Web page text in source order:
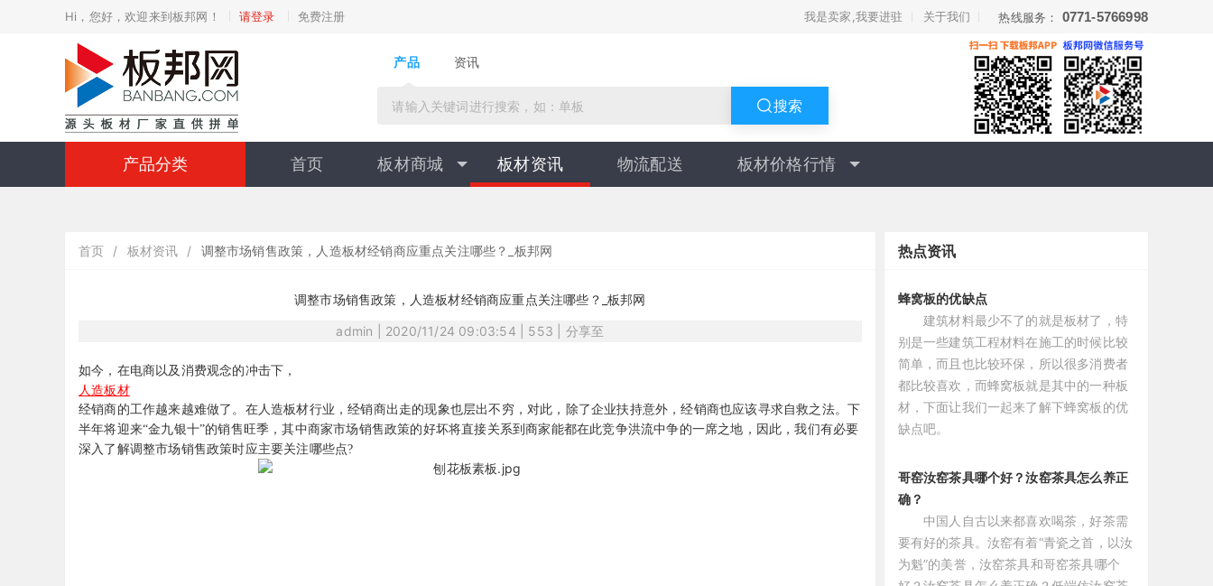
Hi，您好，欢迎来到板邦网！ 请登录 免费注册 我是卖家,我要进驻 关于我们 热线服务： 0771-5766998
产品 资讯
搜索
产品分类 首页 板材商城 板材资讯 物流配送 板材价格行情
首页 / 板材资讯 / 调整市场销售政策，人造板材经销商应重点关注哪些？_板邦网
调整市场销售政策，人造板材经销商应重点关注哪些？_板邦网
admin | 2020/11/24 09:03:54 | 553 | 分享至
如今，在电商以及消费观念的冲击下，
人造板材
经销商的工作越来越难做了。在人造板材行业，经销商出走的现象也层出不穷，对此，除了企业扶持意外，经销商也应该寻求自救之法。下
半年将迎来“金九银十”的销售旺季，其中商家市场销售政策的好坏将直接关系到商家能都在此竞争洪流中争的一席之地，因此，我们有必要
深入了解调整市场销售政策时应主要关注哪些点?
热点资讯
蜂窝板的优缺点
建筑材料最少不了的就是板材了，特
别是一些建筑工程材料在施工的时候比较
简单，而且也比较环保，所以很多消费者
都比较喜欢，而蜂窝板就是其中的一种板
材，下面让我们一起来了解下蜂窝板的优
缺点吧。
哥窑汝窑茶具哪个好？汝窑茶具怎么养正
确？
中国人自古以来都喜欢喝茶，好茶需
要有好的茶具。汝窑有着“青瓷之首，以汝
为魁”的美誉，汝窑茶具和哥窑茶具哪个